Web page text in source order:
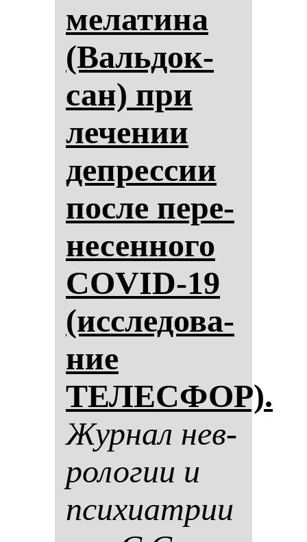
ме­ла­ти­на
(Валь­док­
сан) при
ле­че­нии
деп­рес­сии
пос­ле пе­ре­
не­сен­но­го
COVID-19
(ис­сле­до­ва­
ние
ТЕЛЕСФОР).
Жур­нал нев­
ро­ло­гии и
пси­хи­ат­рии